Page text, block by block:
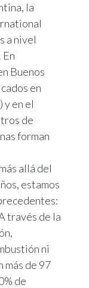
la
a nivel
Buenos
en
y en el
de
forman
allá del
estamos
través de la
ni
más de 97
de